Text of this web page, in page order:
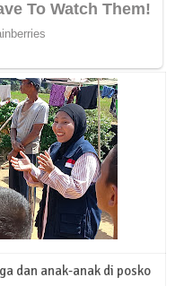
dan anak-anak di posko